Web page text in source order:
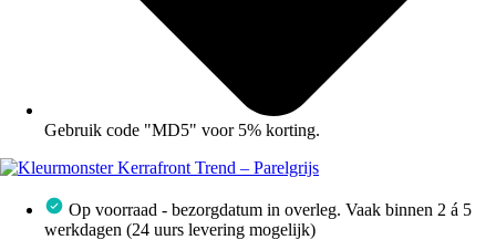
Gebruik code "MD5" voor 5% korting.
Op voorraad - bezorgdatum in overleg. Vaak binnen 2 á 5
werkdagen (24 uurs levering mogelijk)